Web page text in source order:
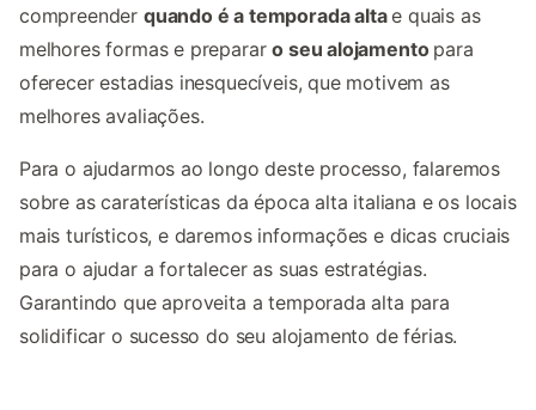
compreender quando é a temporada altae quais as
melhores formas e prepararo seu alojamento para
oferecer estadias inesquecíveis, que motivem as
melhores avaliações.
Para o ajudarmos ao longo deste processo, falaremos
sobre as caraterísticas da época alta italiana e os locais
mais turísticos, e daremos informações e dicas cruciais
para o ajudar a fortalecer as suas estratégias.
Garantindo que aproveita a temporada alta para
solidificar o sucesso do seu alojamento de férias.